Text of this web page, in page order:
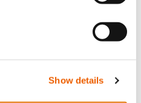
Show details